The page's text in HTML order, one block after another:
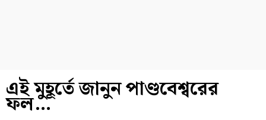
এই মুহূর্তে জানুন পাণ্ডবেশ্বরের
ফল…